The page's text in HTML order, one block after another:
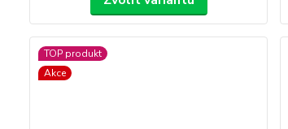
TOP produkt
Akce